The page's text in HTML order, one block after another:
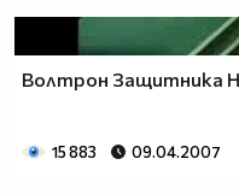
Волтрон Защитника
15 883 09.04.2007